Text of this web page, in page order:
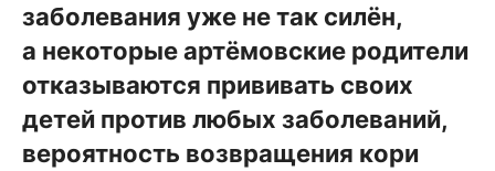
заболевания уже не так силён,
а некоторые артёмовские родители
отказываются прививать своих
детей против любых заболеваний,
вероятность возвращения кори